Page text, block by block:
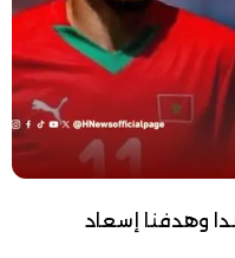
وهدفنا إسعاد